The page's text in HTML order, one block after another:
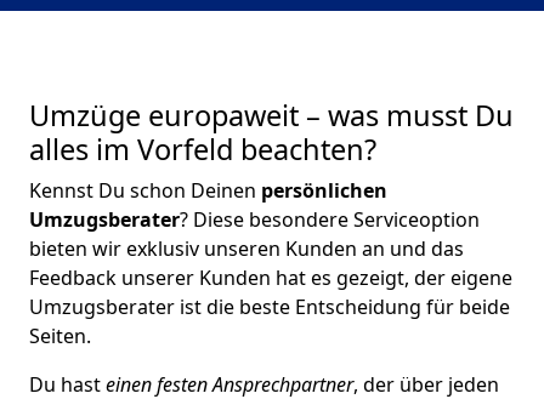
Umzüge europaweit – was musst Du
alles im Vorfeld beachten?
Kennst Du schon Deinen persönlichen
Umzugsberater? Diese besondere Serviceoption
bieten wir exklusiv unseren Kunden an und das
Feedback unserer Kunden hat es gezeigt, der eigene
Umzugsberater ist die beste Entscheidung für beide
Seiten.
Du hasteinen festen Ansprechpartner, der über jeden